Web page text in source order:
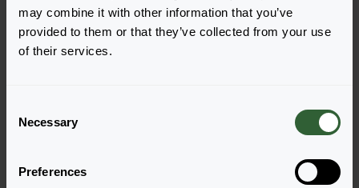
may combine it with other information that you’ve
provided to them or that they’ve collected from your use
of their services.
Necessary
Preferences
Eine weitere Farbe im Dalina-Compact-Sortiment ist
verzweigt. Das Bild wurde in Woche 17, 2022 bei den